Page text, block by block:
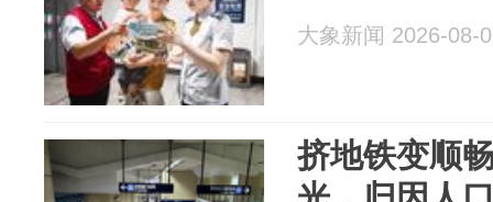
大象新闻 2026-08-
挤地铁变顺